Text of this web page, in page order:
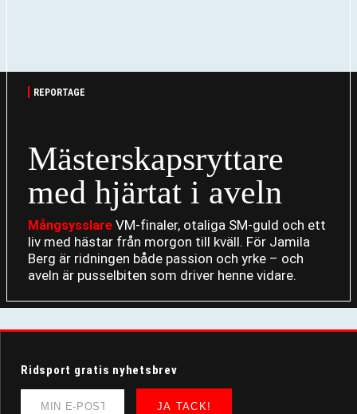
REPORTAGE
Mästerskapsryttare
med hjärtat i aveln
Mångsysslare VM-finaler, otaliga SM-guld och ett
liv med hästar från morgon till kväll. För Jamila
Berg är ridningen både passion och yrke – och
aveln är pusselbiten som driver henne vidare.
Ridsport gratis nyhetsbrev
JA TACK!